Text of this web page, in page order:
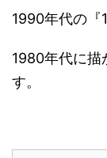
1990年代の『
1980年代に描
す。